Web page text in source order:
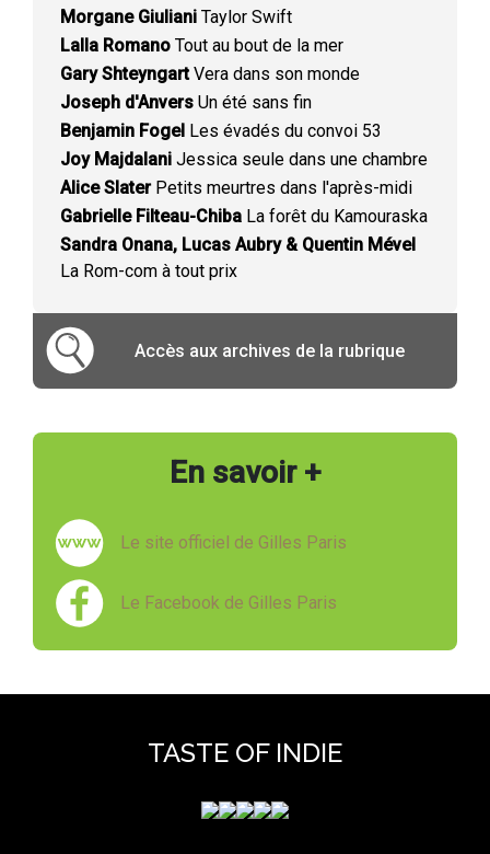
Morgane Giuliani Taylor Swift
Lalla Romano Tout au bout de la mer
Gary ShteyngartVera dans son monde
Joseph d'Anvers Un été sans fin
Benjamin Fogel Les évadés du convoi 53
Joy Majdalani Jessica seule dans une chambre
Alice SlaterPetits meurtres dans l'après-midi
Gabrielle Filteau-Chiba La forêt du Kamouraska
Sandra Onana, Lucas Aubry & Quentin Mével
La Rom-com à tout prix
Accès aux archives de la rubrique
En savoir +
Le site officiel de Gilles Paris
Le Facebook de Gilles Paris
TASTE OF INDIE